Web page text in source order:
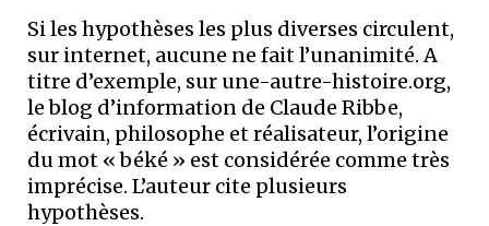
Si les hypothèses les plus diverses circulent,
sur internet, aucune ne fait l’unanimité. A
titre d’exemple, sur une-autre-histoire.org,
le blog d’information de Claude Ribbe,
écrivain, philosophe et réalisateur, l’origine
du mot « béké » est considérée comme très
imprécise. L’auteur cite plusieurs
hypothèses.